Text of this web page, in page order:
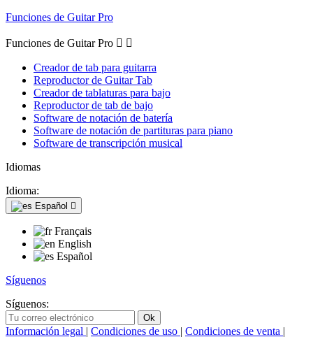
Funciones de Guitar Pro
Funciones de Guitar Pro  
Creador de tab para guitarra
Reproductor de Guitar Tab
Creador de tablaturas para bajo
Reproductor de tab de bajo
Software de notación de batería
Software de notación de partituras para piano
Software de transcripción musical
Idiomas
Idioma:
Español 
Français
English
Español
Síguenos
Síguenos:
Información legal | Condiciones de uso | Condiciones de venta |